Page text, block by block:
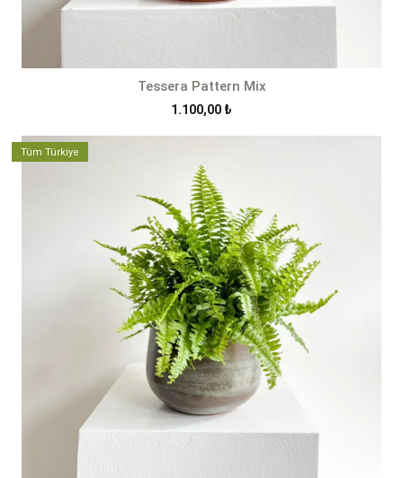
Tessera Pattern Mix
1.100,00 ₺
Tüm Türkiye